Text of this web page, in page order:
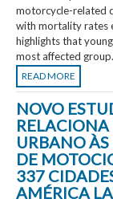
motorcycle-related
with mortality rates
highlights that
most affected group.
READ MORE
NOVO
URBANO
DE
337
AMÉRICA